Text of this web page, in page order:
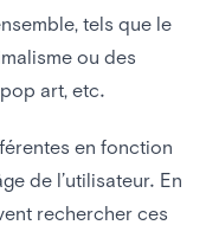
tels que le
ou des
art, etc.
en fonction
de l’utilisateur. En
rechercher ces